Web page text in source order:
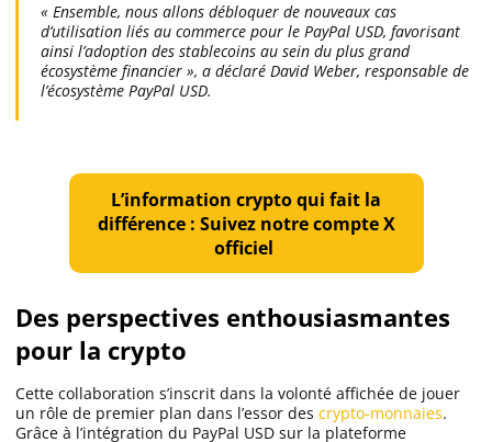
« Ensemble, nous allons débloquer de nouveaux cas
d’utilisation liés au commerce pour le PayPal USD, favorisant
ainsi l’adoption des stablecoins au sein du plus grand
écosystème financier », a déclaré David Weber, responsable de
l’écosystème PayPal USD.
L’information crypto qui fait la
différence : Suivez notre compte X
officiel
Des perspectives enthousiasmantes
pour la crypto
Cette collaboration s’inscrit dans la volonté affichée de jouer
un rôle de premier plan dans l’essor des crypto-monnaies.
Grâce à l’intégration du PayPal USD sur la plateforme